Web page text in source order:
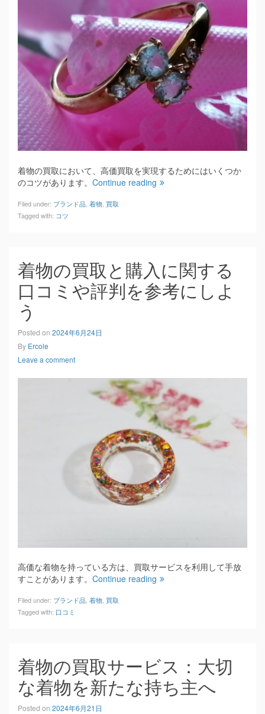
着物の買取において、高価買取を実現するためにはいくつか
のコツがあります。 Continue reading
Filed under: ブランド品 着物 買取
Tagged with: コツ
着物の買取と購入に関する
口コミや評判を参考にしよ
う
Posted on 2024年6月24日
By Ercole
Leave a comment
高価な着物を持っている方は、買取サービスを利用して手放
すことがあります。 Continue reading
Filed under: ブランド品 着物 買取
Tagged with: 口コミ
着物の買取サービス：大切
な着物を新たな持ち主へ
Posted on 2024年6月21日